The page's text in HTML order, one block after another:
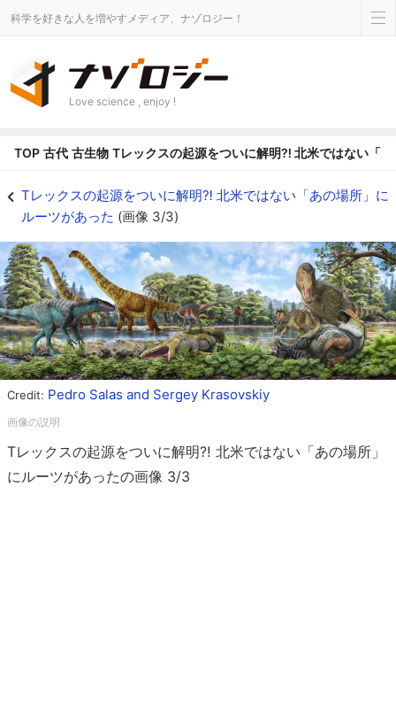
科学を好きな人を増やすメディア、ナゾロジー！
Love science , enjoy !
TOP 古代 古生物 Tレックスの起源をついに解明⁈ 北米ではない「
Tレックスの起源をついに解明⁈ 北米ではない「あの場所」に
ルーツがあった (画像 3/3)
Credit: Pedro Salas and Sergey Krasovskiy
Tレックスの起源をついに解明⁈ 北米ではない「あの場所」
にルーツがあったの画像 3/3